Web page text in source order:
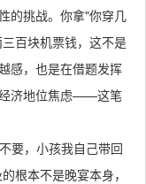
的挑战。你拿"你穿几
百块机票钱，这不是
感，也是在借题发挥
经济地位焦虑——这笔
要，小孩我自己带回
根本不是晚宴本身，